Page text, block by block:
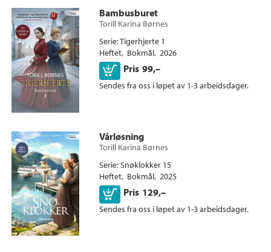
Bambusburet
Torill Karina Børnes
Serie Tigerhjerte 1
Heftet Bokmål 2026
Pris 99,–
Kjøp
Sendes fra oss i løpet av 1-3 arbeidsdager.
Vårløsning
Torill Karina Børnes
Serie Snøklokker 15
Heftet Bokmål 2025
Pris 129,–
Kjøp
Sendes fra oss i løpet av 1-3 arbeidsdager.